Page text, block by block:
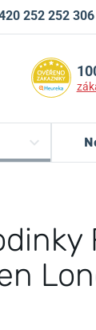
252 252 306